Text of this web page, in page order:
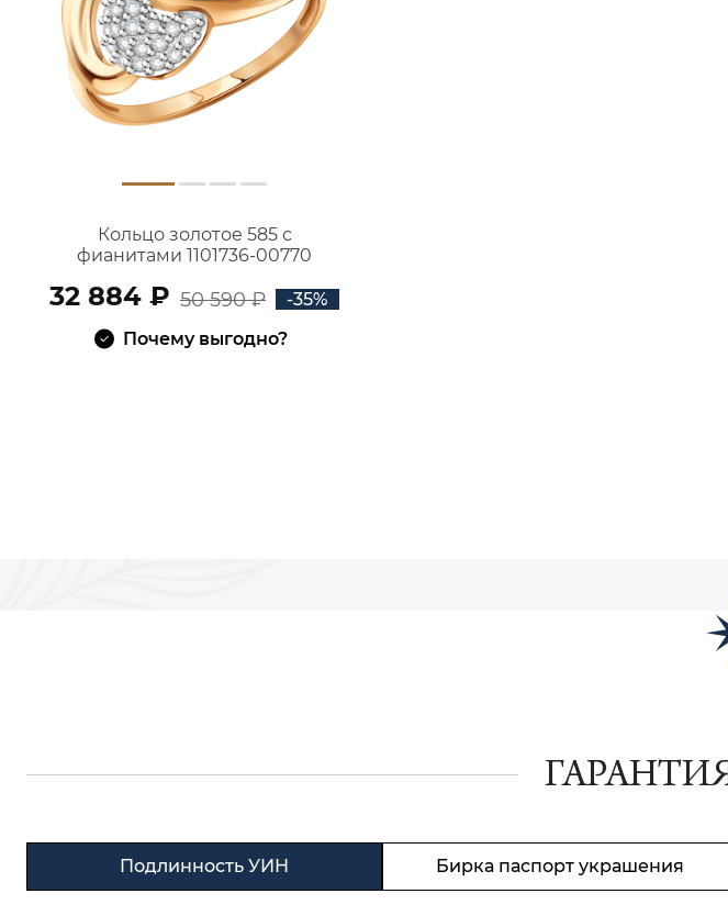
Кольцо золотое 585 с
фианитами 1101736-00770
32 884 ₽ 50 590 ₽
-35%
Почему выгодно?
Подлинность УИН Бирка паспорт украшения